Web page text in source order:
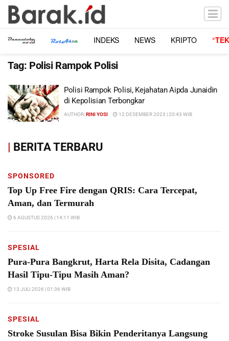
INDEKS NEWS KRIPTO
Tag: Polisi Rampok Polisi
Polisi Rampok Polisi, Kejahatan Aipda Junaidin
di Kepolisian Terbongkar
AUTHOR:RINI YOSI 12 DESEMBER 2023 | 20:43 WIB
| BERITA TERBARU
SPONSORED
Top Up Free Fire dengan QRIS: Cara Tercepat,
Aman, dan Termurah
6 AGUSTUS 2026 | 14:11 WIB
SPESIAL
Pura-Pura Bangkrut, Harta Rela Disita, Cadangan
Hasil Tipu-Tipu Masih Aman?
13 JULI 2026 | 01:36 WIB
SPESIAL
Stroke Susulan Bisa Bikin Penderitanya Langsung